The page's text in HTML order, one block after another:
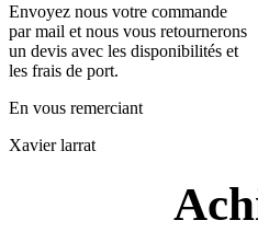
Envoyez nous votre commande
par mail et nous vous retournerons
un devis avec les disponibilités et
les frais de port.
En vous remerciant
Xavier larrat